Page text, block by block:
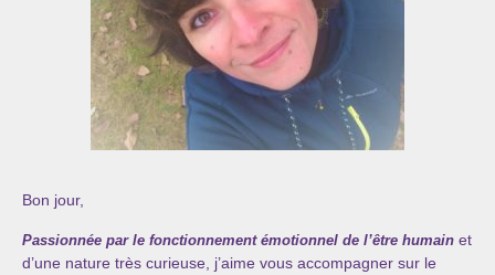
Témoignages
Calendrier
Initiation à la sophrologie « offerte »
Prendre contact
Bon jour,
Passionnée par le fonctionnement émotionnel de l’être humain et
d’une nature très curieuse, j’aime vous accompagner sur le